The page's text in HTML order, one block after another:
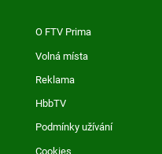
O FTV Prima
Volná místa
Reklama
HbbTV
Podmínky užívání
Cookies